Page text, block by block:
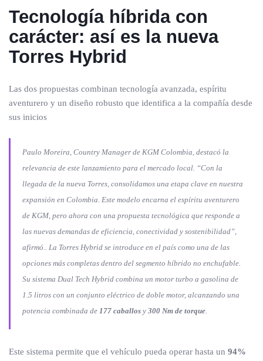
Tecnología híbrida con
carácter: así es la nueva
Torres Hybrid
Las dos propuestas combinan tecnología avanzada, espíritu
aventurero y un diseño robusto que identifica a la compañía desde
sus inicios
Paulo Moreira, Country Manager de KGM Colombia, destacó la
relevancia de este lanzamiento para el mercado local. “Con la
llegada de la nueva Torres, consolidamos una etapa clave en nuestra
expansión en Colombia. Este modelo encarna el espíritu aventurero
de KGM, pero ahora con una propuesta tecnológica que responde a
las nuevas demandas de eficiencia, conectividad y sostenibilidad”,
afirmó.. La Torres Hybrid se introduce en el país como una de las
opciones más completas dentro del segmento híbrido no enchufable.
Su sistema Dual Tech Hybrid combina un motor turbo a gasolina de
1.5 litros con un conjunto eléctrico de doble motor, alcanzando una
potencia combinada de 177 caballos y 300 Nm de torque.
Este sistema permite que el vehículo pueda operar hasta un 94%